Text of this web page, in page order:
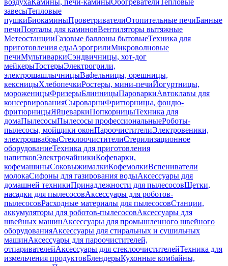
воздухаКамины, печи-каминыОбогревателиТепловые
завесыТепловые
пушкиБиокаминыПроветривателиОтопительные печиБанные
печиПорталы для каминовВентиляторы вытяжные
МетеостанцииГазовые баллоны бытовыеТехника для
приготовления едыАэрогрилиМикроволновые
печиМультиваркиСэндвичницы, хот-дог
мейкерыТостерыЭлектрогрили,
электрошашлычницыВафельницы, орешницы,
кексницыХлебопечкиРостеры, мини-печиЙогуртницы,
мороженицыФризерыБлинницыПароваркиАвтоклавы для
консервированияСыроварниФритюрницы, фондю-
фритюрницыЯйцеваркиПопкорницыТехника для
домаПылесосыПылесосы профессиональныеРоботы-
пылесосы, мойщики оконПароочистителиЭлектровеники,
электрошвабрыСтеклоочистителиСтерилизационное
оборудованиеТехника для приготовления
напитковЭлектрочайникиКофеварки,
кофемашиныСоковыжималкиКофемолкиВспениватели
молокаСифоны для газирования водыАксессуары для
домашней техникиПринадлежности для пылесосовЩетки,
насадки для пылесосовАксессуары для роботов-
пылесосовРасходные материалы для пылесосовСтанции,
аккумуляторы для роботов-пылесосовАксессуары для
швейных машинАксессуары для промышленного швейного
оборудованияАксессуары для стиральных и сушильных
машинАксессуары для пароочистителей,
отпаривателейАксессуары для стеклоочистителейТехника для
измельчения продуктовБлендерыКухонные комбайны,